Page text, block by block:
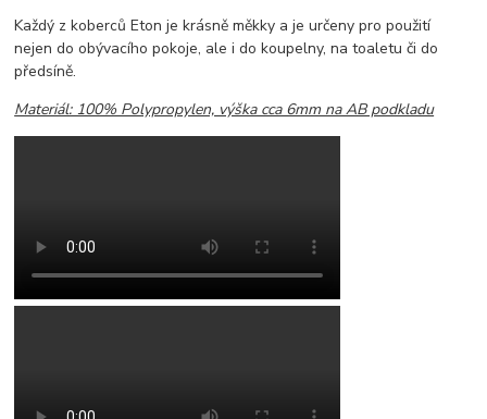
Každý z koberců Eton je krásně měkky a je určeny pro použití
nejen do obývacího pokoje, ale i do koupelny, na toaletu či do
předsíně.
Materiál: 100% Polypropylen, výška cca 6mm na AB podkladu